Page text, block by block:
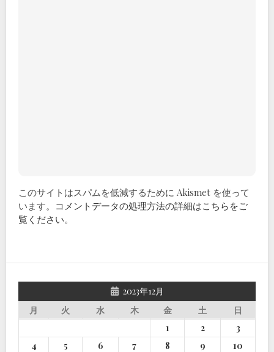
このサイトはスパムを低減するために Akismet を使って
います。 コメントデータの処理方法の詳細はこちらをご
覧ください。
2023年12月
月
火 水 木 金 土
日
1
2
3
4
5 6 7 8 9
10